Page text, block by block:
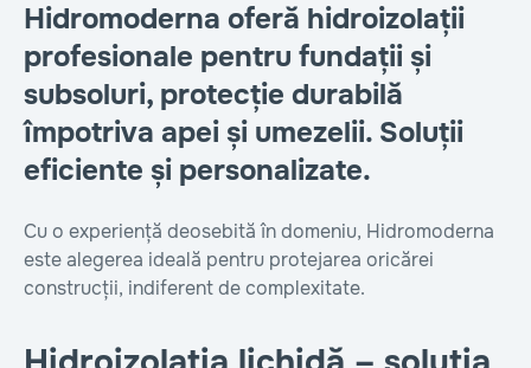
Hidromoderna oferă hidroizolații
profesionale pentru fundații și
subsoluri, protecție durabilă
împotriva apei și umezelii. Soluții
eficiente și personalizate.
Сu o experiență deosebită în domeniu, Hidromoderna
este alegerea ideală pentru protejarea oricărei
construcții, indiferent de complexitate.